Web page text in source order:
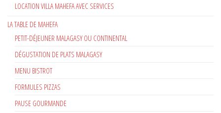
LOCATION VILLA MAHEFA AVEC SERVICES
LA TABLE DE MAHEFA
PETIT-DÉJEUNER MALAGASY OU CONTINENTAL
DÉGUSTATION DE PLATS MALAGASY
MENU BISTROT
FORMULES PIZZAS
PAUSE GOURMANDE